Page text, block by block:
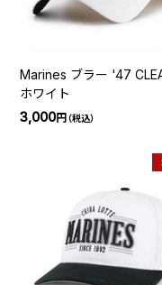
Marines ブラー '47
ホワイト
3,000円（税込）